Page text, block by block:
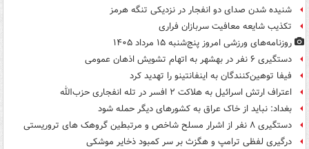
شنیده شدن صدای دو انفجار در نزدیکی تنگه هرمز
تکذیب شایعه معافیت سربازان فراری
روزنامه‌های ورزشی امروز پنج‌شنبه ۱۵ مرداد ۱۴۰۵
دستگیری ۶ نفر در بهشهر به اتهام تشویش اذهان عمومی
فیفا توهین‌کنندگان به اینفانتینو را تهدید کرد
اعتراف ارتش اسرائیل به هلاکت ۲ افسر در تله انفجاری حزب‌الله
بغداد: نباید از خاک عراق به کشورهای دیگر حمله شود
دستگیری ۸ نفر از اشرار مسلح شاخص و مرتبطین گروهک های تروریستی
درگیری لفظی ترامپ و هگزث بر سر کمبود ذخایر موشکی